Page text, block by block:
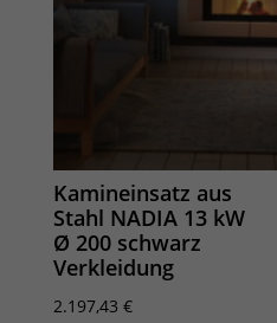
Kamineinsatz aus
Stahl NADIA 13 kW
Ø 200 schwarz
Verkleidung
2.197,43 €